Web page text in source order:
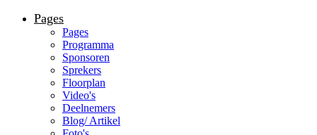
Pages
Pages
Programma
Sponsoren
Sprekers
Floorplan
Video's
Deelnemers
Blog/ Artikel